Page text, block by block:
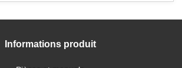
Informations produit